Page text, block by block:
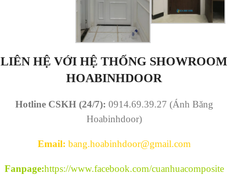
LIÊN HỆ VỚI HỆ THỐNG SHOWROOM
HOABINHDOOR
Hotline CSKH (24/7): 0914.69.39.27 (Ánh Băng
Hoabinhdoor)
Email: bang.hoabinhdoor@gmail.com
Fanpage:https://www.facebook.com/cuanhuacomposite